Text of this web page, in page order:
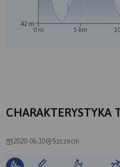
0 m 5 km
42 m
CHARAKTERYSTYKA
2020-06-10 Szczecin